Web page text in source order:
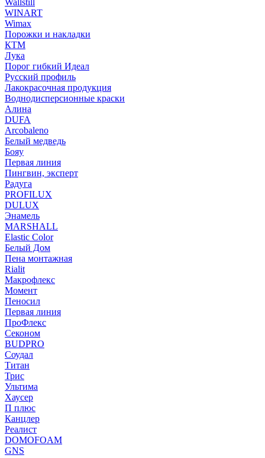
Wallstill
WINART
Wimax
Порожки и накладки
КТМ
Лука
Порог гибкий Идеал
Русский профиль
Лакокрасочная продукция
Воднодисперсионные краски
Алина
DUFA
Arcobaleno
Белый медведь
Бояу
Первая линия
Пингвин, эксперт
Радуга
PROFILUX
DULUX
Энамель
MARSHALL
Elastic Color
Белый Дом
Пена монтажная
Rialit
Макрофлекс
Момент
Пеносил
Первая линия
ПроФлекс
Секоном
BUDPRO
Соудал
Титан
Трис
Ультима
Хаусер
П плюс
Канцлер
Реалист
DOMOFOAM
GNS